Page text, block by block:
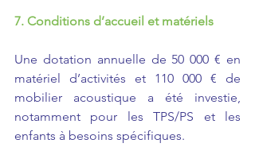
7. Conditions d’accueil et matériels
Une dotation annuelle de 50 000 € en
matériel d’activités et 110 000 € de
mobilier acoustique a été investie,
notamment pour les TPS/PS et les
enfants à besoins spécifiques.